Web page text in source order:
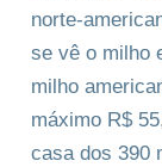
norte-
se vê o milho
milho
máximo R$
casa dos 390